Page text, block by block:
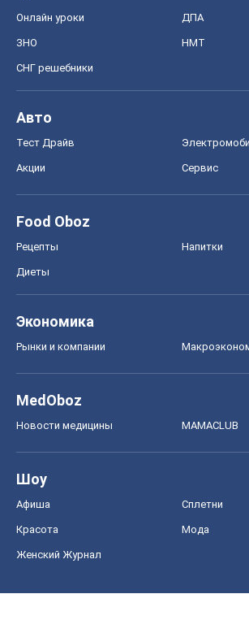
Онлайн уроки ДПА
ЗНО НМТ
СНГ решебники
Авто
Тест Драйв
Акции Сервис
Food Oboz
Рецепты Напитки
Диеты
Экономика
Рынки и компании
MedOboz
Новости медицины MAMACLUB
Шоу
Афиша Сплетни
Красота Мода
Женский Журнал